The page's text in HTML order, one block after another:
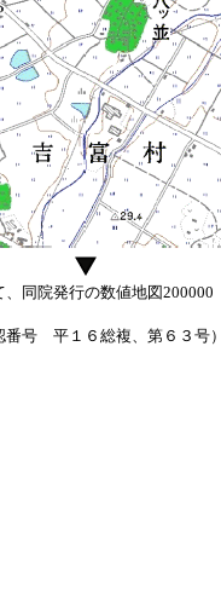
同院発行の数値地図
番号 平１６総複、第６３号